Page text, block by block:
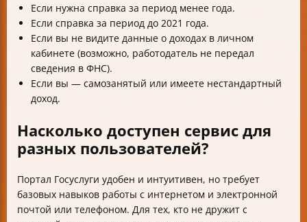
Если нужна справка за период менее года.
Если справка за период до 2021 года.
Если вы не видите данные о доходах в личном
кабинете (возможно, работодатель не передал
сведения в ФНС).
Если вы — самозанятый или имеете нестандартный
доход.
Насколько доступен сервис для
разных пользователей?
Портал Госуслуги удобен и интуитивен, но требует
базовых навыков работы с интернетом и электронной
почтой или телефоном. Для тех, кто не дружит с